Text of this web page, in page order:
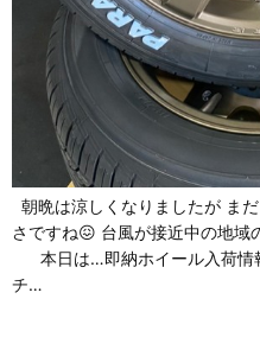
朝晩は涼しくなりましたが ま
さですね😖 台風が接近中の地域
本日は…即納ホイール入荷情
チ…